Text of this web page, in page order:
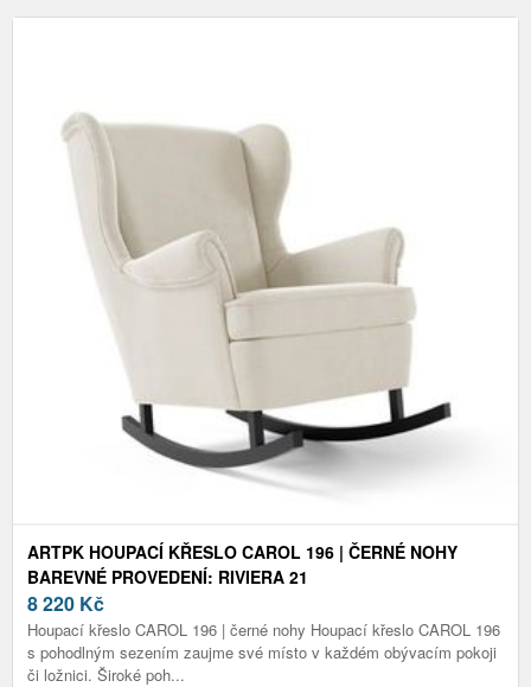
ARTPK HOUPACÍ KŘESLO CAROL 196 | ČERNÉ NOHY
BAREVNÉ PROVEDENÍ: RIVIERA 21
8 220 Kč
Houpací křeslo CAROL 196 | černé nohy Houpací křeslo CAROL 196
s pohodlným sezením zaujme své místo v každém obývacím pokoji
či ložnici. Široké poh...